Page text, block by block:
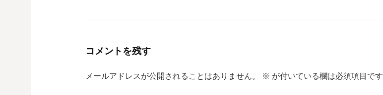
コメントを残す
メールアドレスが公開されることはありません。 ※ が付いている欄は必須項目です